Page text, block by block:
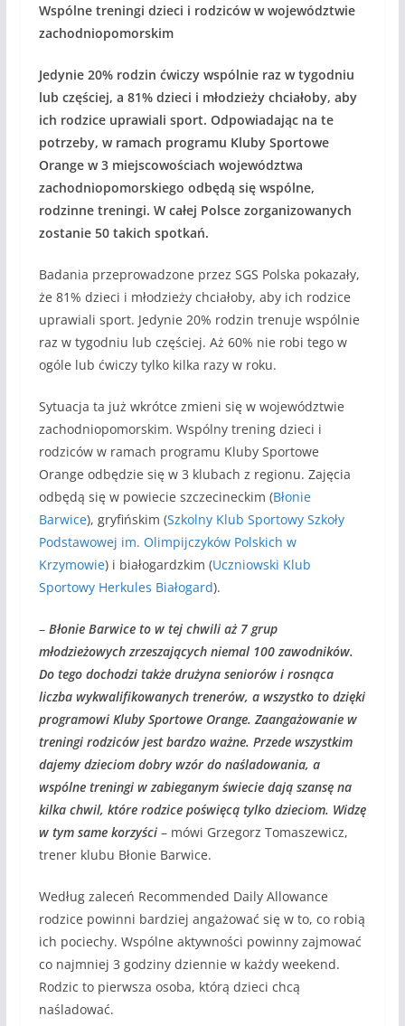
Wspólne treningi dzieci i rodziców w województwie
zachodniopomorskim
Jedynie 20% rodzin ćwiczy wspólnie raz w tygodniu
lub częściej, a 81% dzieci i młodzieży chciałoby, aby
ich rodzice uprawiali sport. Odpowiadając na te
potrzeby, w ramach programu Kluby Sportowe
Orange w 3 miejscowościach województwa
zachodniopomorskiego odbędą się wspólne,
rodzinne treningi. W całej Polsce zorganizowanych
zostanie 50 takich spotkań.
Badania przeprowadzone przez SGS Polska pokazały,
że 81% dzieci i młodzieży chciałoby, aby ich rodzice
uprawiali sport. Jedynie 20% rodzin trenuje wspólnie
raz w tygodniu lub częściej. Aż 60% nie robi tego w
ogóle lub ćwiczy tylko kilka razy w roku.
Sytuacja ta już wkrótce zmieni się w województwie
zachodniopomorskim. Wspólny trening dzieci i
rodziców w ramach programu Kluby Sportowe
Orange odbędzie się w 3 klubach z regionu. Zajęcia
odbędą się w powiecie szczecineckim (Błonie
Barwice), gryfińskim (Szkolny Klub Sportowy Szkoły
Podstawowej im. Olimpijczyków Polskich w
Krzymowie) i białogardzkim (Uczniowski Klub
Sportowy Herkules Białogard).
–Błonie Barwice to w tej chwili aż 7 grup
młodzieżowych zrzeszających niemal 100 zawodników.
Do tego dochodzi także drużyna seniorów i rosnąca
liczba wykwalifikowanych trenerów, a wszystko to dzięki
programowi Kluby Sportowe Orange. Zaangażowanie w
treningi rodziców jest bardzo ważne. Przede wszystkim
dajemy dzieciom dobry wzór do naśladowania, a
wspólne treningi w zabieganym świecie dają szansę na
kilka chwil, które rodzice poświęcą tylko dzieciom. Widzę
w tym same korzyści – mówi Grzegorz Tomaszewicz,
trener klubu Błonie Barwice.
Według zaleceń Recommended Daily Allowance
rodzice powinni bardziej angażować się w to, co robią
ich pociechy. Wspólne aktywności powinny zajmować
co najmniej 3 godziny dziennie w każdy weekend.
Rodzic to pierwsza osoba, którą dzieci chcą
naśladować.